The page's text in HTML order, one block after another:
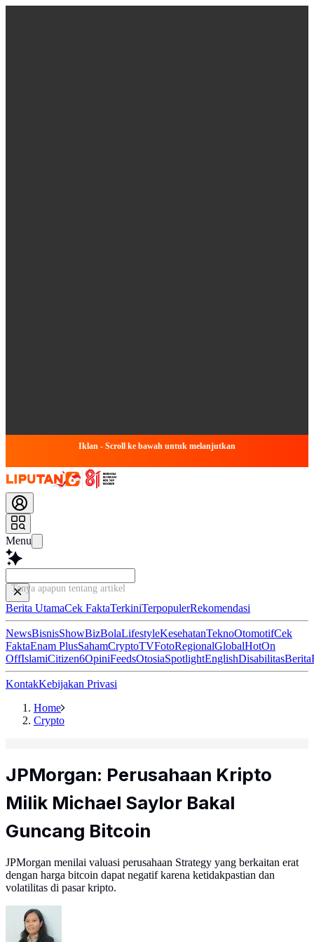
Iklan - Scroll ke bawah untuk melanjutkan
Menu
Tanya apapun tentang artikel ini...
Berita UtamaCek FaktaTerkiniTerpopulerRekomendasi
NewsBisnisShowBizBolaLifestyleKesehatanTeknoOtomotifCek
FaktaEnam PlusSahamCryptoTVFotoRegionalGlobalHotOn
OffIslamiCitizen6OpiniFeedsOtosiaSpotlightEnglishDisabilitasBerita
KontakKebijakan Privasi
Home
Crypto
JPMorgan: Perusahaan Kripto
Milik Michael Saylor Bakal
Guncang Bitcoin
JPMorgan menilai valuasi perusahaan Strategy yang berkaitan erat
dengan harga bitcoin dapat negatif karena ketidakpastian dan
volatilitas di pasar kripto.